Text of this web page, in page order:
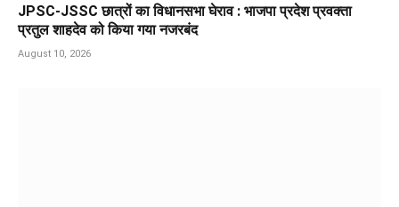
JPSC-JSSC छात्रों का विधानसभा घेराव : भाजपा प्रदेश प्रवक्ता
प्रतुल शाहदेव को किया गया नजरबंद
August 10, 2026